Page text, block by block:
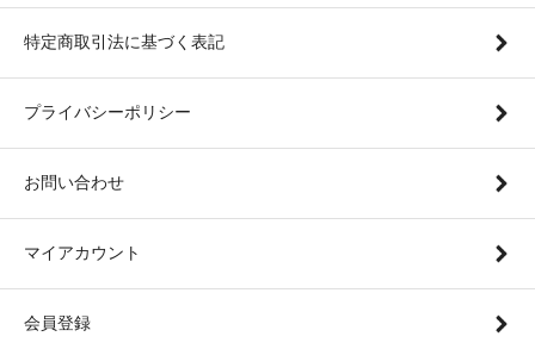
特定商取引法に基づく表記
プライバシーポリシー
お問い合わせ
マイアカウント
会員登録